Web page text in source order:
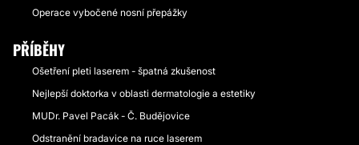
Operace vybočené nosní přepážky
PŘÍBĚHY
Ošetření pleti laserem - špatná zkušenost
Nejlepší doktorka v oblasti dermatologie a estetiky
MUDr. Pavel Pacák - Č. Budějovice
Odstranění bradavice na ruce laserem